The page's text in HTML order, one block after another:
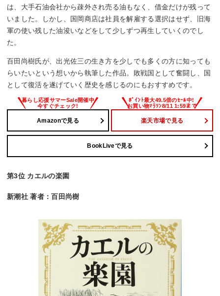
は、大手石油会社から疎外され売る油もなく、借金だけが残って
いました。しかし、国岡商店は社員を解雇する選択はせず、旧海
軍の使い残した油浚いなどをして少しずつ再生していくのでし
た。
百田尚樹氏が、出光佐三の生き方を少しでも多くの方に知っても
らいたいという想いから執筆した作品。敗戦国として奮闘し、国
として復活を遂げていく歴史を感じるのにもおすすめです。
Amazonで見る 楽天市場で見る
BookLiveで見る
第3位 カエルの楽園
新潮社 著者：百田尚樹